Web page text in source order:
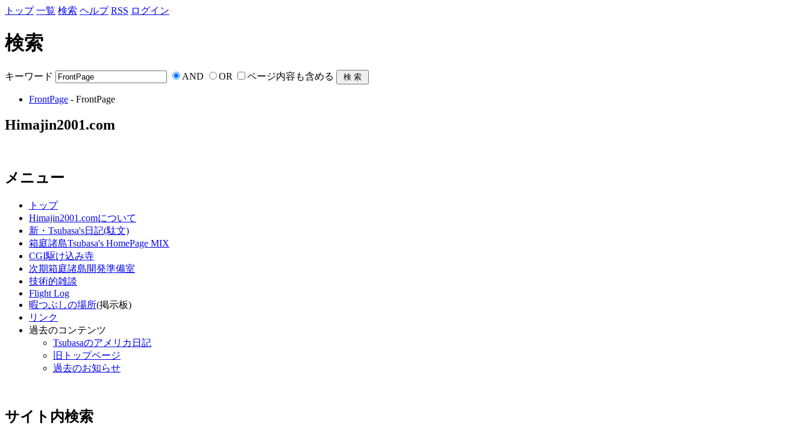
トップ 一覧 検索 ヘルプ RSS ログイン
検索
キーワード AND OR ページ内容も含める
FrontPage - FrontPage
Himajin2001.com
メニュー
トップ
Himajin2001.comについて
新・Tsubasa's日記(駄文)
箱庭諸島Tsubasa's HomePage MIX
CGI駆け込み寺
次期箱庭諸島開発準備室
技術的雑談
Flight Log
暇つぶしの場所(掲示板)
リンク
過去のコンテンツ
Tsubasaのアメリカ日記
旧トップページ
過去のお知らせ
サイト内検索